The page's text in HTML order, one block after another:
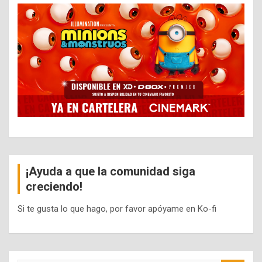
¡Ayuda a que la comunidad siga
creciendo!
Si te gusta lo que hago, por favor apóyame en Ko-fi